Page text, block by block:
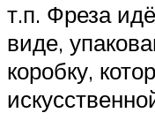
т.п. Фреза
виде,
коробку,